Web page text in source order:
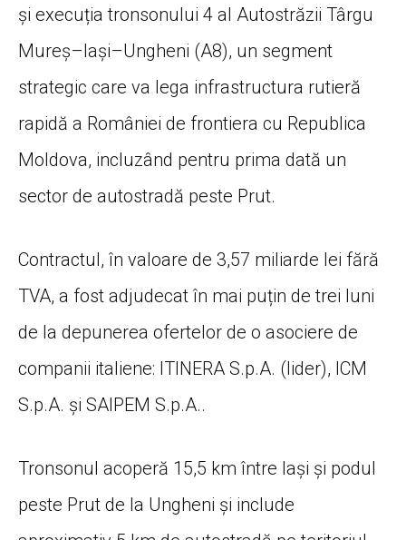
și execuția tronsonului 4 al Autostrăzii Târgu
Mureș–Iași–Ungheni (A8), un segment
strategic care va lega infrastructura rutieră
rapidă a României de frontiera cu Republica
Moldova, incluzând pentru prima dată un
sector de autostradă peste Prut.
Contractul, în valoare de 3,57 miliarde lei fără
TVA, a fost adjudecat în mai puțin de trei luni
de la depunerea ofertelor de o asociere de
companii italiene: ITINERA S.p.A. (lider), ICM
S.p.A. și SAIPEM S.p.A..
Tronsonul acoperă 15,5 km între Iași și podul
peste Prut de la Ungheni și include